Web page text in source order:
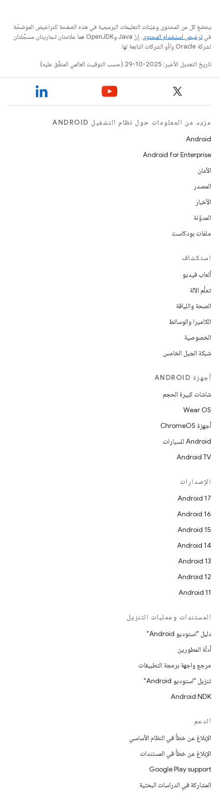
يخضع كل من المحتوى وعيّنات التعليمات البرمجية في هذه الصفحة للتراخيص الموضحّة
فيترخيص استخدام المحتوى
. إنّ Java وOpenJDK هما علامتان تجاريتان مسجَّلتان
لشركة Oracle و/أو الشركات التابعة لها.
تاريخ التعديل الأخير: 2025-10-29 (حسب التوقيت العالمي المتفَّق عليه)
مزيد من المعلومات حول نظام التشغيل ANDROID
Android
Android for Enterprise
الأمان
المصدر
الأخبار
المدوّنة
ملفات بودكاست
استكشاف
ألعاب فيديو
تعلُم الآلة
الصحة واللياقة
الكاميرا والوسائط
الخصوصية
شبكة الجيل الخامس
أجهزة ANDROID
شاشات كبيرة الحجم
Wear OS
أجهزة ChromeOS
Android للسيارات
Android TV
الإصدارات
Android 17
Android 16
Android 15
Android 14
Android 13
Android 12
Android 11
المستندات وعمليات التنزيل
دليل "استوديو Android"
أدلّة المطورين
مرجع واجهة برمجة التطبيقات
تنزيل "استوديو Android"
Android NDK
الدعم
الإبلاغ عن خطأ في النظام الأساسي
الإبلاغ عن خطأ في المستندات
Google Play support
المشاركة في الدراسات البحثية